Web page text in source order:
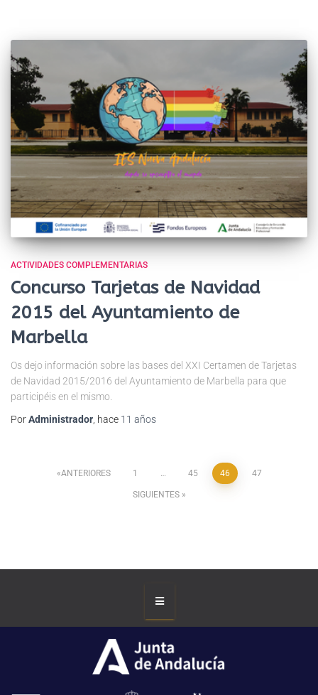
ACTIVIDADES COMPLEMENTARIAS
Concurso Tarjetas de Navidad
2015 del Ayuntamiento de
Marbella
Os dejo información sobre las bases del XXI Certamen de Tarjetas
de Navidad 2015/2016 del Ayuntamiento de Marbella para que
participéis en el mismo.
PorAdministrador, hace 11 años
ANTERIORES 1 … 45 46 47
SIGUIENTES